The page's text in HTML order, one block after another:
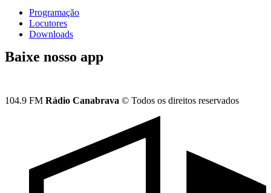
Programação
Locutores
Downloads
Baixe nosso app
104.9 FM Rádio Canabrava © Todos os direitos reservados